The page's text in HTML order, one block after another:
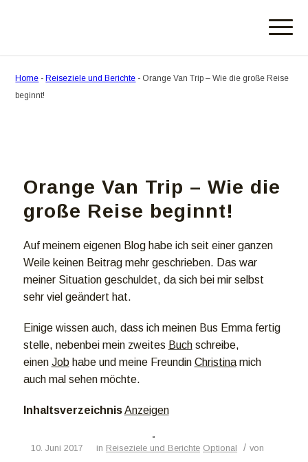
Home - Reiseziele und Berichte - Orange Van Trip – Wie die große Reise
beginnt!
Orange Van Trip – Wie die
große Reise beginnt!
Auf meinem eigenen Blog habe ich seit einer ganzen
Weile keinen Beitrag mehr geschrieben. Das war
meiner Situation geschuldet, da sich bei mir selbst
sehr viel geändert hat.
Einige wissen auch, dass ich meinen Bus Emma fertig
stelle, nebenbei mein zweites Buchschreibe,
einen Jobhabe und meine Freundin Christinamich
auch mal sehen möchte.
Inhaltsverzeichnis Anzeigen
10. Juni 2017 in Reiseziele und Berichte Optional / von